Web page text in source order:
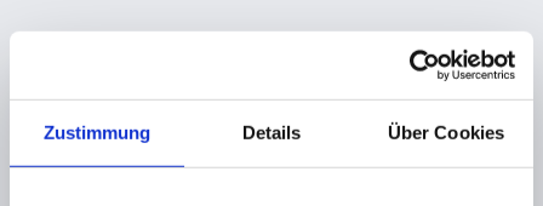
Zustimmung Details Über Cookies